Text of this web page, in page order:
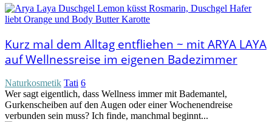
Kurz mal dem Alltag entfliehen ~ mit ARYA LAYA
auf Wellnessreise im eigenen Badezimmer
Naturkosmetik Tati 6
Wer sagt eigentlich, dass Wellness immer mit Bademantel,
Gurkenscheiben auf den Augen oder einer Wochenendreise
verbunden sein muss? Ich finde, manchmal beginnt...